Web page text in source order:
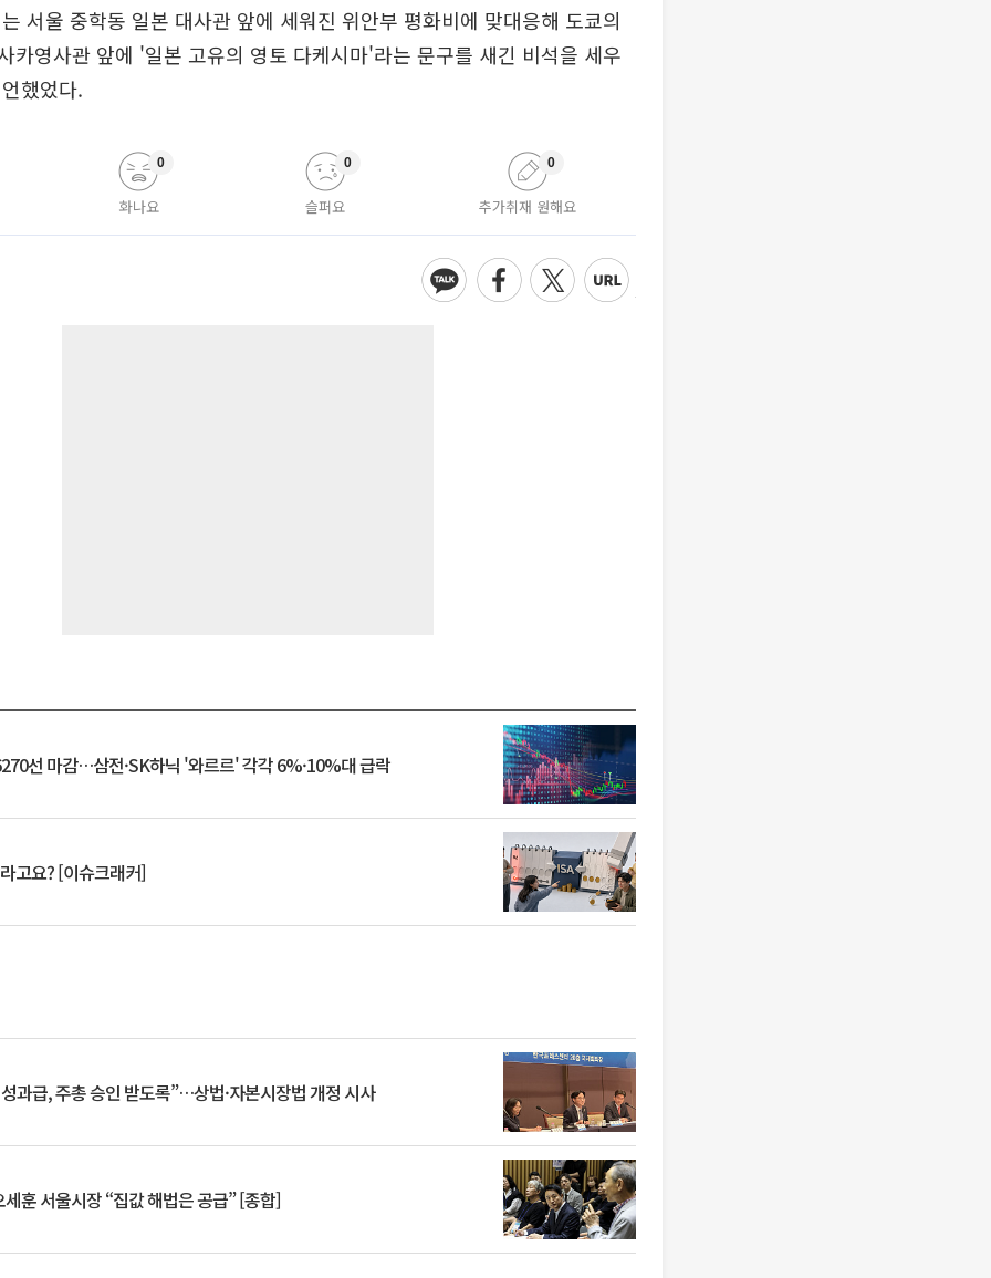
서울 중학동 일본 대사관 앞에 세워진 위안부 평화비에 맞대응해 도쿄의
카영사관 앞에 '일본 고유의 영토 다케시마'라는 문구를 새긴 비석을 세우
했었다.
화나요
0
슬퍼요
0
추가취재 원해요
0
선 마감…삼전·SK하닉 '와르르' 각각 6%·10%대 급락
고요? [이슈크래커]
과급, 주총 승인 받도록”…상법·자본시장법 개정 시사
훈 서울시장 “집값 해법은 공급” [종합]